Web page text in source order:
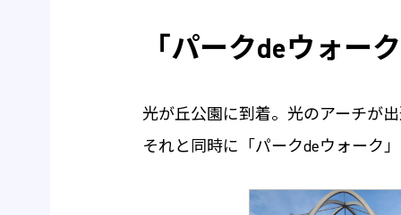
「パークdeウォー
光が丘公園に到着。光のアーチが
それと同時に「パークdeウォーク